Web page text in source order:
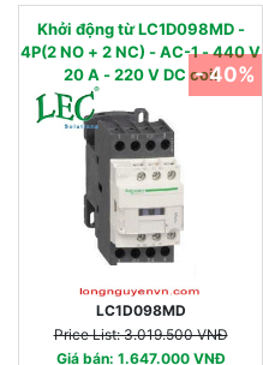
Khởi động từ LC1D098MD -
4P(2 NO + 2 NC) - AC-1 - 440 V
20 A - 220 V DC coil
LC1D098MD
Price List: 3.019.500 VNĐ
Giá bán: 1.647.000 VNĐ
- 40%